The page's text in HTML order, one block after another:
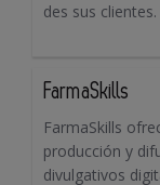
des sus clientes.
FarmaSkills
FarmaSkills
producción y
divulgativos